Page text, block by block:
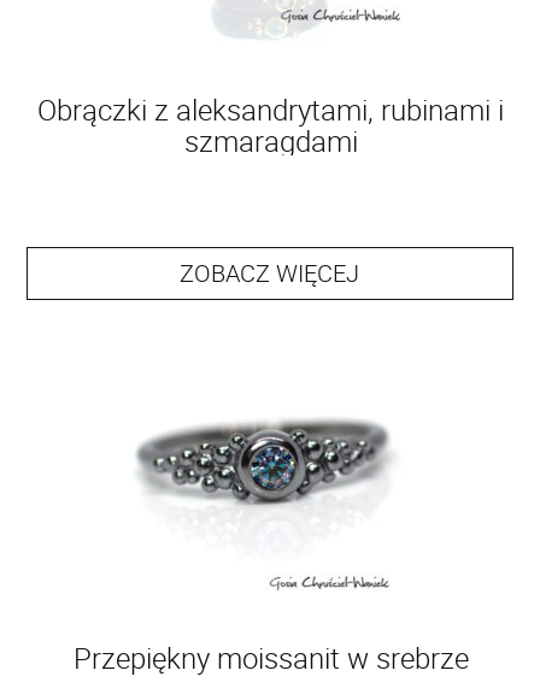
Obrączki z aleksandrytami, rubinami i
szmaragdami
ZOBACZ WIĘCEJ
Przepiękny moissanit w srebrze